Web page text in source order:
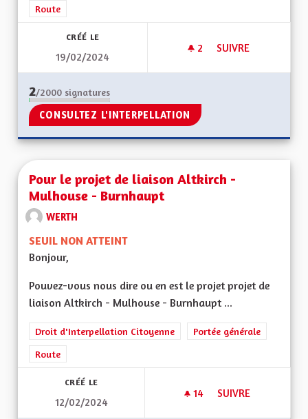
Route
CRÉÉ LE
19/02/2024
2 2 ABONNÉS
SUIVRE
2/2000 signatures
CONSULTEZ L'INTERPELLATION
Pour le projet de liaison Altkirch -
Mulhouse - Burnhaupt
WERTH
SEUIL NON ATTEINT
Bonjour,
Pouvez-vous nous dire ou en est le projet projet de
liaison Altkirch - Mulhouse - Burnhaupt ...
Droit d'Interpellation Citoyenne
Portée générale
Route
CRÉÉ LE
12/02/2024
14 14 ABONNÉS
SUIVRE